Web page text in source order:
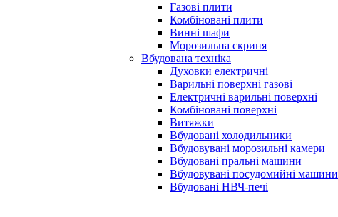
Газові плити
Комбіновані плити
Винні шафи
Морозильна скриня
Вбудована техніка
Духовки електричні
Варильні поверхні газові
Електричні варильні поверхні
Комбіновані поверхні
Витяжки
Вбудовані холодильники
Вбудовувані морозильні камери
Вбудовані пральні машини
Вбудовувані посудомийні машини
Вбудовані НВЧ-печі